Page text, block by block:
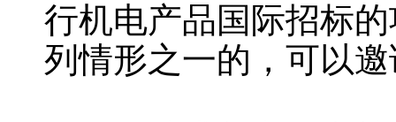
行机电产品国际招标
列情形之一的，可以